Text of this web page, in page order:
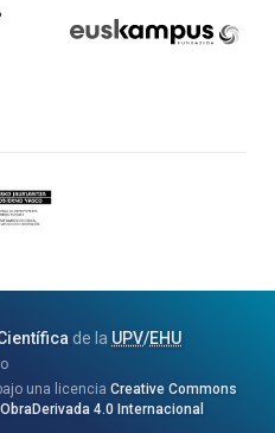
de la UPV/EHU
una licencia Creative Commons
4.0 Internacional